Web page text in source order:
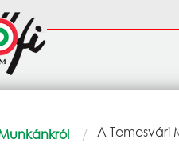
Current:
A Temesvári